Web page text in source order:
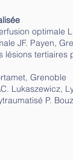
optimale
JF. Payen,
lésions tertiaires
Grenoble
Lukaszewicz,
P.